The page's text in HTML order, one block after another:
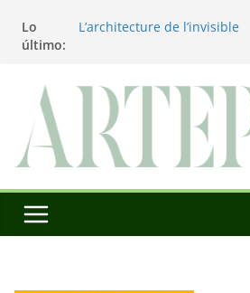
Lo
último:
L’architecture de l’invisible
Utopías de un viajero
Blanca Beatriz Caraballo o
conciencia